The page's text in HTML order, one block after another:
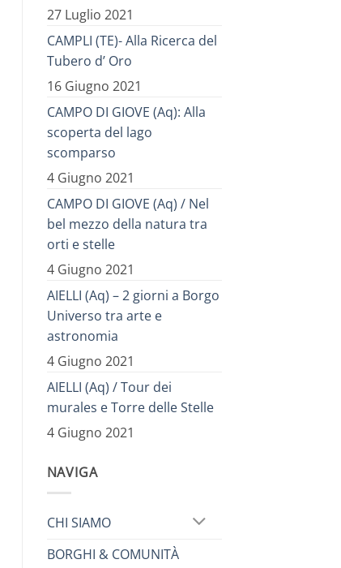
27 Luglio 2021
CAMPLI (TE)- Alla Ricerca del
Tubero d’ Oro
16 Giugno 2021
CAMPO DI GIOVE (Aq): Alla
scoperta del lago
scomparso
4 Giugno 2021
CAMPO DI GIOVE (Aq) / Nel
bel mezzo della natura tra
orti e stelle
4 Giugno 2021
AIELLI (Aq) – 2 giorni a Borgo
Universo tra arte e
astronomia
4 Giugno 2021
AIELLI (Aq) / Tour dei
murales e Torre delle Stelle
4 Giugno 2021
NAVIGA
CHI SIAMO
BORGHI & COMUNITÀ